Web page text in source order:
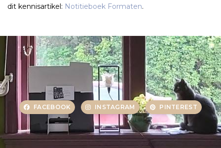
dit kennisartikel: Notitieboek Formaten.
FACEBOOK INSTAGRAM PINTEREST